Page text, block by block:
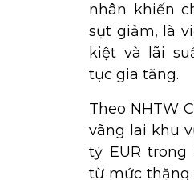
nhân khiến
sụt giảm, là
kiệt và lãi
tục gia tăng.
Theo NHTW
vãng lai khu
tỷ EUR
từ mức thặng